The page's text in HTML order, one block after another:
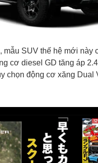
mẫu SUV thế hệ mới này
cơ diesel GD tăng áp
chọn động cơ xăng Dual